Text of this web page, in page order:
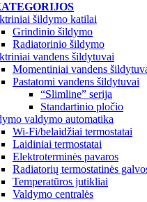
šildymo katilai
Grindinio šildymo
Radiatorinio šildymo
vandens šildytuvai
Momentiniai vandens
Pastatomi vandens šildytuvai
“Slimline” serija
Standartinio pločio
valdymo automatika
Wi-Fi/belaidžiai termostatai
Laidiniai termostatai
Elektroterminės pavaros
Radiatorių termostatinės
Temperatūros jutikliai
Valdymo centralės